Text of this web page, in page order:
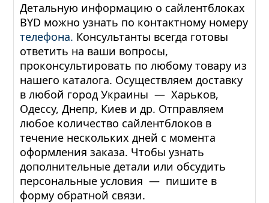
Детальную информацию о сайлентблоках
BYD можно узнать по контактному номеру
телефона. Консультанты всегда готовы
ответить на ваши вопросы,
проконсультировать по любому товару из
нашего каталога. Осуществляем доставку
в любой город Украины — Харьков,
Одессу, Днепр, Киев и др. Отправляем
любое количество сайлентблоков в
течение нескольких дней с момента
оформления заказа. Чтобы узнать
дополнительные детали или обсудить
персональные условия — пишите в
форму обратной связи.